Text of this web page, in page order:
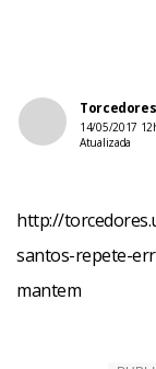
14/05/2017
Atualizada
http://
santos-repete-
mantem